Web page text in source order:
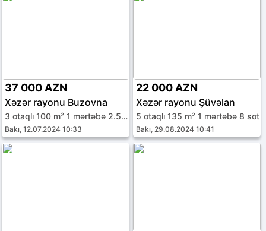
37 000 AZN
Xəzər rayonu Buzovna
3 otaqlı 100 m² 1 mərtəbə 2.5 sot
Bakı, 12.07.2024 10:33
22 000 AZN
Xəzər rayonu Şüvəlan
5 otaqlı 135 m² 1 mərtəbə 8 sot
Bakı, 29.08.2024 10:41